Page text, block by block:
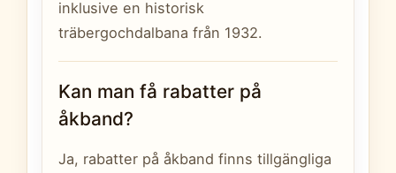
inklusive en historisk
träbergochdalbana från 1932.
Kan man få rabatter på
åkband?
Ja, rabatter på åkband finns tillgängliga